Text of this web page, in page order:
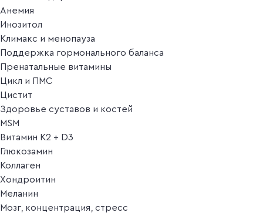
Анемия
Инозитол
Климакс и менопауза
Поддержка гормонального баланса
Пренатальные витамины
Цикл и ПМС
Цистит
Здоровье суставов и костей
MSM
Витамин K2 + D3
Глюкозамин
Коллаген
Хондроитин
Меланин
Мозг, концентрация, стресс